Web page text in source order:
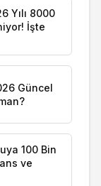
Yılı 8000
İşte
Güncel
100 Bin
ve